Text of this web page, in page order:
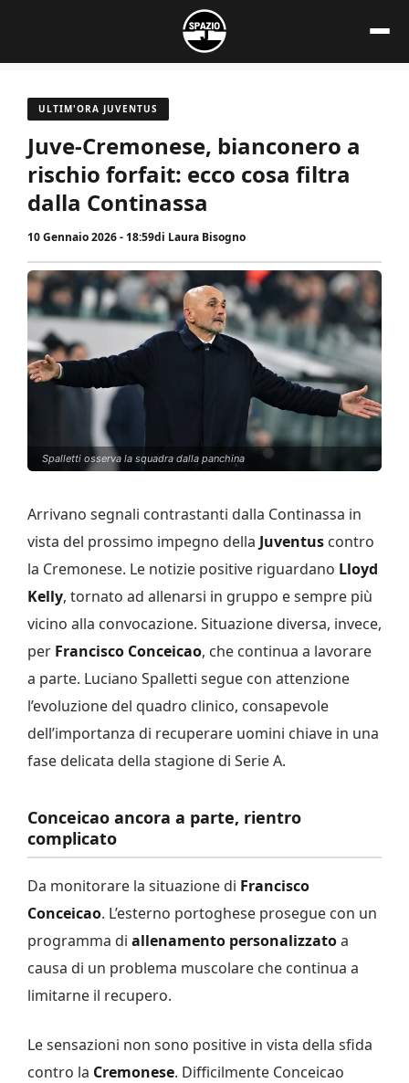
contenuto
ULTIM'ORA JUVENTUS
Juve-Cremonese, bianconero a
rischio forfait: ecco cosa filtra
dalla Continassa
10 Gennaio 2026 - 18:59di Laura Bisogno
Spalletti osserva la squadra dalla panchina
Arrivano segnali contrastanti dalla Continassa in
vista del prossimo impegno della Juventus contro
la Cremonese. Le notizie positive riguardano Lloyd
Kelly, tornato ad allenarsi in gruppo e sempre più
vicino alla convocazione. Situazione diversa, invece,
per Francisco Conceicao, che continua a lavorare
a parte. Luciano Spalletti segue con attenzione
l’evoluzione del quadro clinico, consapevole
dell’importanza di recuperare uomini chiave in una
fase delicata della stagione di Serie A.
Conceicao ancora a parte, rientro
complicato
Da monitorare la situazione di Francisco
Conceicao. L’esterno portoghese prosegue con un
programma di allenamento personalizzatoa
causa di un problema muscolare che continua a
limitarne il recupero.
Le sensazioni non sono positive in vista della sfida
contro la Cremonese. Difficilmente Conceicao